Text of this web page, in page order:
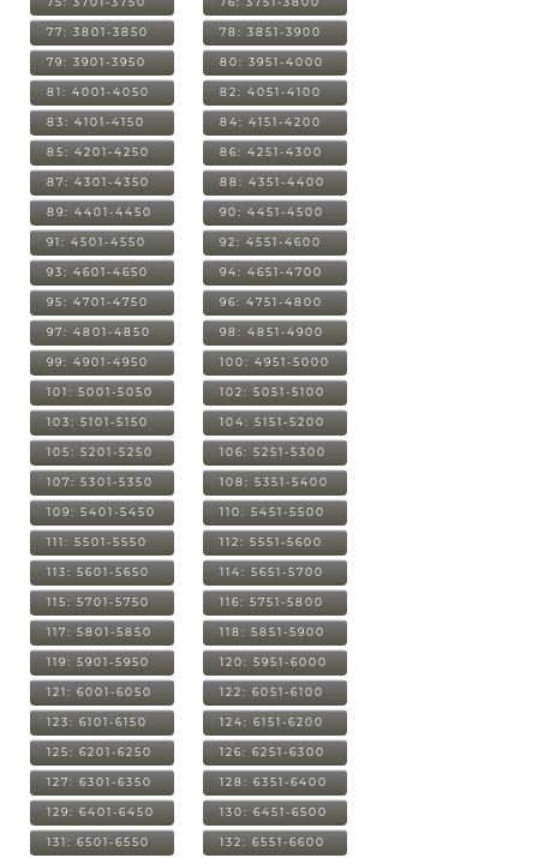
77: 3801-3850 78: 3851-3900
79: 3901-3950 80: 3951-4000
81: 4001-4050 82: 4051-4100
83: 4101-4150 84: 4151-4200
85: 4201-4250 86: 4251-4300
87: 4301-4350 88: 4351-4400
89: 4401-4450 90: 4451-4500
91: 4501-4550 92: 4551-4600
93: 4601-4650 94: 4651-4700
95: 4701-4750 96: 4751-4800
97: 4801-4850 98: 4851-4900
99: 4901-4950 100: 4951-5000
101: 5001-5050 102: 5051-5100
103: 5101-5150 104: 5151-5200
105: 5201-5250 106: 5251-5300
107: 5301-5350 108: 5351-5400
109: 5401-5450 110: 5451-5500
111: 5501-5550 112: 5551-5600
113: 5601-5650 114: 5651-5700
115: 5701-5750 116: 5751-5800
117: 5801-5850 118: 5851-5900
119: 5901-5950 120: 5951-6000
121: 6001-6050 122: 6051-6100
123: 6101-6150 124: 6151-6200
125: 6201-6250 126: 6251-6300
127: 6301-6350 128: 6351-6400
129: 6401-6450 130: 6451-6500
131: 6501-6550 132: 6551-6600